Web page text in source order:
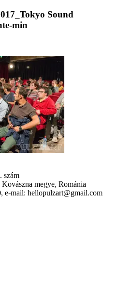
Sound
min
szám
megye, Románia
e-mail: hellopulzart@gmail.com